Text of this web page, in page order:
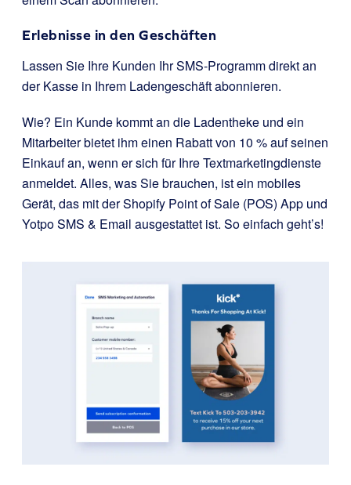
Erlebnisse in den Geschäften
Lassen Sie Ihre Kunden Ihr SMS-Programm direkt an
der Kasse in Ihrem Ladengeschäft abonnieren.
Wie? Ein Kunde kommt an die Ladentheke und ein
Mitarbeiter bietet ihm einen Rabatt von 10 % auf seinen
Einkauf an, wenn er sich für Ihre Textmarketingdienste
anmeldet. Alles, was Sie brauchen, ist ein mobiles
Gerät, das mit der Shopify Point of Sale (POS) App und
Yotpo SMS & Email ausgestattet ist. So einfach geht’s!